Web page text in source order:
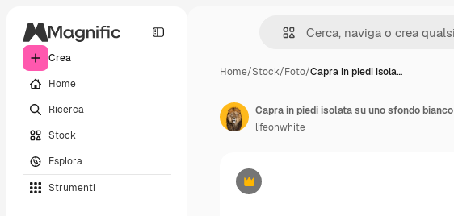
Crea
Home
Ricerca
Stock
Esplora
Strumenti
Home/Stock/Foto/Capra in piedi isola…
Premium
Capra in piedi isolata su uno sfondo bianco
lifeonwhite